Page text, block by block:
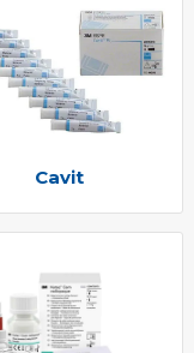
Cavit